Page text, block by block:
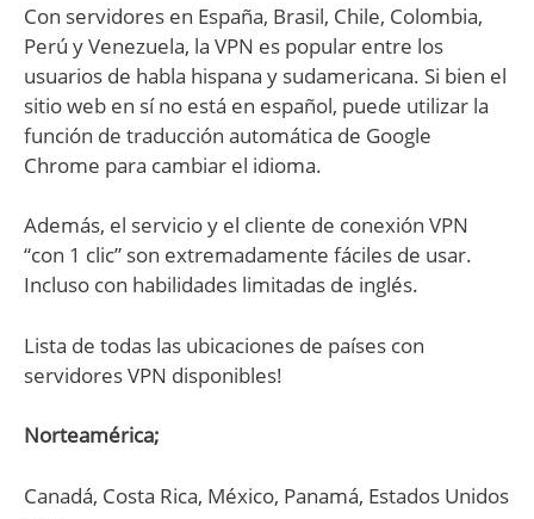
Con servidores en España, Brasil, Chile, Colombia,
Perú y Venezuela, la VPN es popular entre los
usuarios de habla hispana y sudamericana. Si bien el
sitio web en sí no está en español, puede utilizar la
función de traducción automática de Google
Chrome para cambiar el idioma.
Además, el servicio y el cliente de conexión VPN
“con 1 clic” son extremadamente fáciles de usar.
Incluso con habilidades limitadas de inglés.
Lista de todas las ubicaciones de países con
servidores VPN disponibles!
Norteamérica;
Canadá, Costa Rica, México, Panamá, Estados Unidos